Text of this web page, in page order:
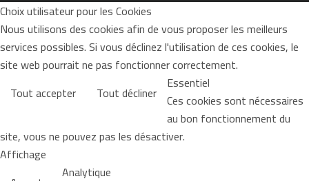
Choix utilisateur pour les Cookies
Nous utilisons des cookies afin de vous proposer les meilleurs
services possibles. Si vous déclinez l'utilisation de ces cookies, le
site web pourrait ne pas fonctionner correctement.
Tout accepter
Tout décliner Essentiel
Ces cookies sont nécessaires
au bon fonctionnement du
site, vous ne pouvez pas les désactiver.
Affichage
Analytique